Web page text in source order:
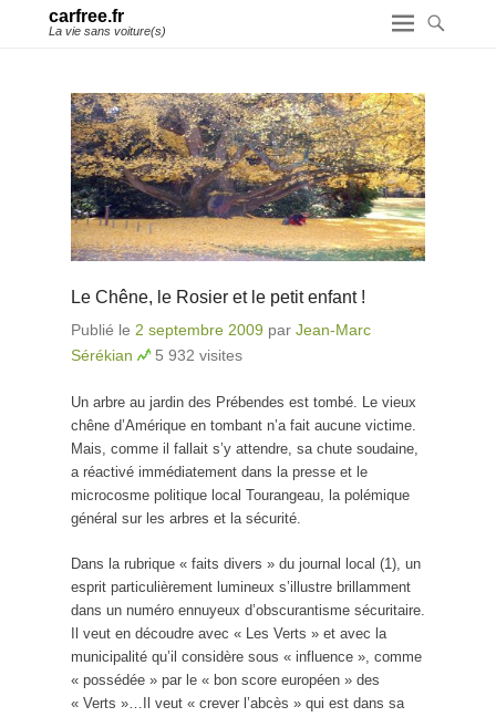
carfree.fr
La vie sans voiture(s)
Le Chêne, le Rosier et le petit enfant !
Publié le 2 septembre 2009 par Jean-Marc
Sérékian
5 932 visites
Un arbre au jardin des Prébendes est tombé. Le vieux
chêne d’Amérique en tombant n’a fait aucune victime.
Mais, comme il fallait s’y attendre, sa chute soudaine,
a réactivé immédiatement dans la presse et le
microcosme politique local Tourangeau, la polémique
général sur les arbres et la sécurité.
Dans la rubrique « faits divers » du journal local (1), un
esprit particulièrement lumineux s’illustre brillamment
dans un numéro ennuyeux d’obscurantisme sécuritaire.
Il veut en découdre avec « Les Verts » et avec la
municipalité qu’il considère sous « influence », comme
« possédée » par le « bon score européen » des
« Verts »…Il veut « crever l’abcès » qui est dans sa